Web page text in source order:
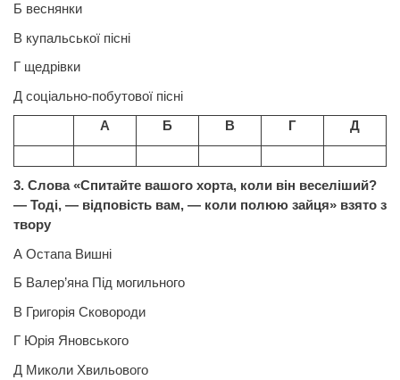
Б веснянки
В купальської пісні
Г щедрівки
Д соціально-побутової пісні
А
Б В Г Д
3. Слова «Спитайте вашого хорта, коли він веселіший?
— Тоді, — відповість вам, — коли полюю зайця» взято з
твору
А Остапа Вишні
Б Валер’яна Під могильного
В Григорія Сковороди
Г Юрія Яновського
Д Миколи Хвильового